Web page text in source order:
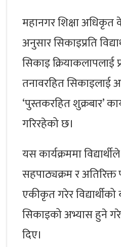
महानगर शिक्षा अधिकृत
अनुसार सिकाइप्रति
सिकाइ क्रियाकलापलाई
तनावरहित सिकाइलाई
‘पुस्तकरहित शुक्रबार’
गरिरहेको छ।
यस कार्यक्रममा
सहपाठ्यक्रम र अतिरिक्त
एकीकृत गरेर
सिकाइको अभ्यास हुने
दिए।